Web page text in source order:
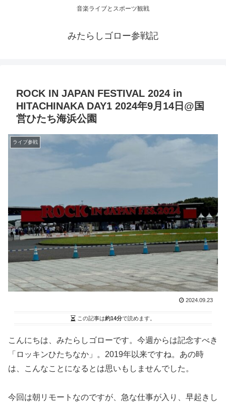
音楽ライブとスポーツ観戦
みたらしゴロー参戦記
ROCK IN JAPAN FESTIVAL 2024 in
HITACHINAKA DAY1 2024年9月14日@国
営ひたち海浜公園
ライブ参戦
2024.09.23
この記事は約14分で読めます。
こんにちは、みたらしゴローです。今週からは記念すべき
「ロッキンひたちなか」。2019年以来ですね。あの時
は、こんなことになるとは思いもしませんでした。
今回は朝リモートなのですが、急な仕事が入り、早起きし